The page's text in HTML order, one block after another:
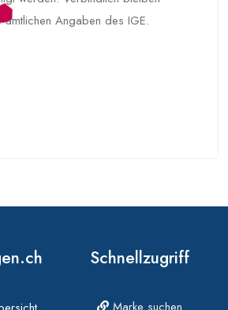
Angaben des IGE.
Schnellzugriff
Marke suchen